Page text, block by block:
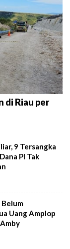
di Riau per
9 Tersangka
PI Tak
Belum
Uang Amplop